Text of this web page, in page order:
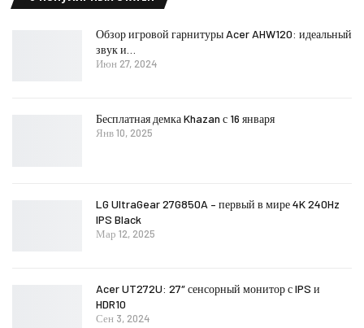
Обзор игровой гарнитуры Acer AHW120: идеальный
звук и…
Июн 27, 2024
Бесплатная демка Khazan с 16 января
Янв 10, 2025
LG UltraGear 27G850A – первый в мире 4K 240Hz
IPS Black
Мар 12, 2025
Acer UT272U: 27″ сенсорный монитор с IPS и
HDR10
Сен 3, 2024